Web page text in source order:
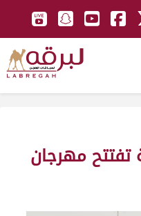
تفتتح مهرجان